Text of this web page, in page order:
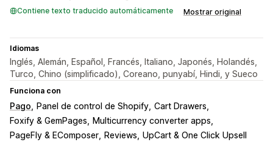
Contiene texto traducido automáticamente Mostrar original
Idiomas
Inglés, Alemán, Español, Francés, Italiano, Japonés, Holandés,
Turco, Chino (simplificado), Coreano, punyabí, Hindi, y Sueco
Funciona con
Pago Panel de control de Shopify Cart Drawers
Foxify & GemPages
Multicurrency converter apps
PageFly & EComposer
Reviews UpCart & One Click Upsell